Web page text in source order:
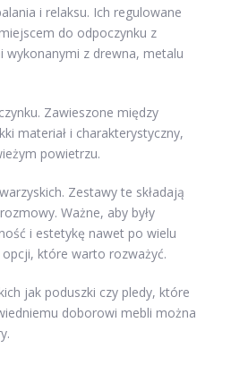
i relaksu. Ich regulowane
do odpoczynku z
wykonanymi z drewna, metalu
Zawieszone między
materiał i charakterystyczny,
powietrzu.
Zestawy te składają
Ważne, aby były
i estetykę nawet po wielu
które warto rozważyć.
jak poduszki czy pledy, które
doborowi mebli można